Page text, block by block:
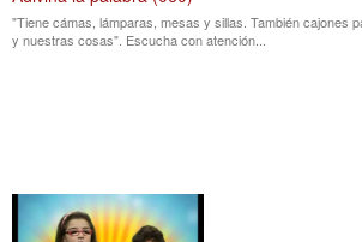
"Tiene cámas, lámparas, mesas y sillas. También cajones
y nuestras cosas". Escucha con atención...